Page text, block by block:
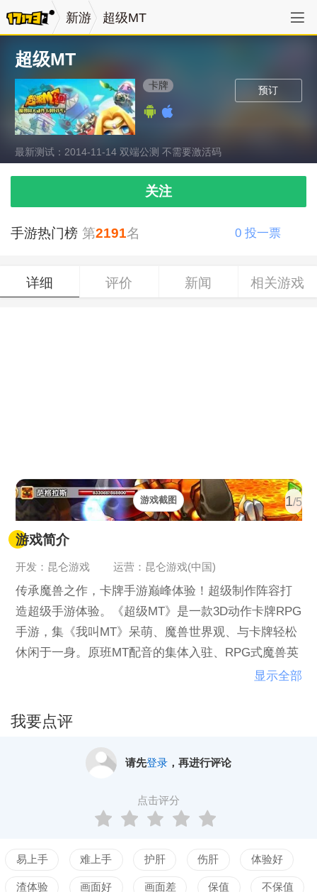
新游 超级MT
超级MT
预订
卡牌
最新测试：2014-11-14 双端公测 不需要激活码
关注
手游热门榜 第2191名 0 投一票
详细 评价 新闻 相关游戏
1/5
游戏截图
游戏简介
开发：昆仑游戏 运营：昆仑游戏(中国)
传承魔兽之作，卡牌手游巅峰体验！超级制作阵容打
造超级手游体验。《超级MT》是一款3D动作卡牌RPG
手游，集《我叫MT》呆萌、魔兽世界观、与卡牌轻松
休闲于一身。原班MT配音的集体入驻、RPG式魔兽英
雄的养成、高清华丽的3D画面、与好友超强互动的魔
统，热血战斗的乱斗学院等等超凡玩法。快来组建你
显示全部
我要点评
请先登录，再进行评论
点击评分
易上手 难上手 护肝 伤肝 体验好
渣体验 画面好 画面差 保值 不保值